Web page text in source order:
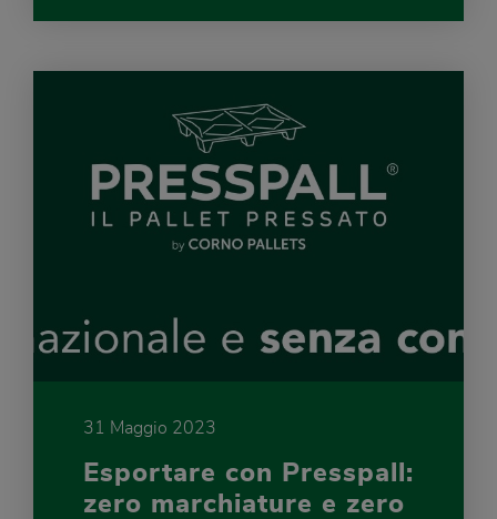
31 Maggio 2023
Esportare con Presspall:
zero marchiature e zero